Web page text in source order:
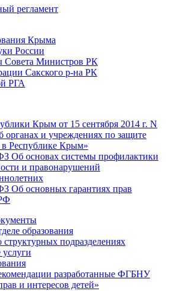
регламент
Крыма
России
Совета Министров РК
Сакского р-на РК
РГА
Крым от 15 сентября 2014 г. N
органах и учреждениях по защите
в Республике Крым»
Об основах системы профилактики
и правонарушений
Об основных гарантиях прав
образования
подразделениях
разработанные ФГБНУ
и интересов детей»